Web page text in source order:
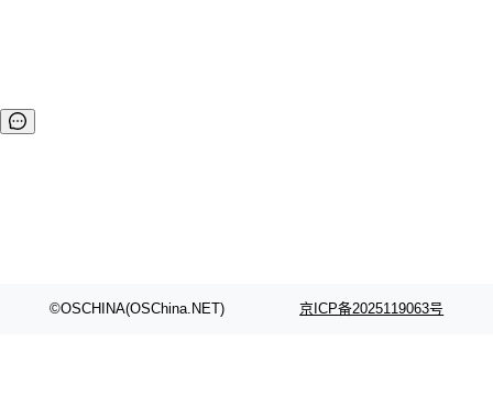
©OSCHINA(OSChina.NET) 京ICP备2025119063号